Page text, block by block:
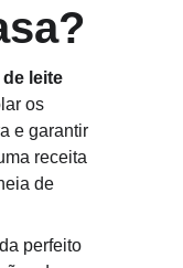
leite
os
e garantir
receita
de
perfeito